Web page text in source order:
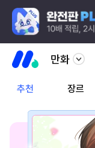
만화
추천 장르